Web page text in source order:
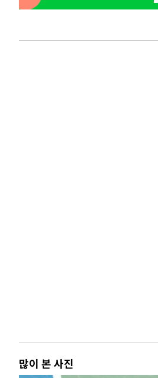
날씨]
4시간 전 >축구협회 "압수수색·성접대
8시간 전 >'최고 37도' 폭염 지속…강원
많이 본 사진